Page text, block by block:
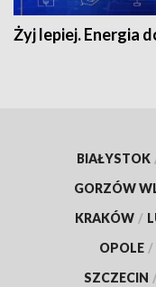
Żyj lepiej. Energia
BIAŁYSTOK
GORZÓW
KRAKÓW /
OPOLE /
SZCZECIN